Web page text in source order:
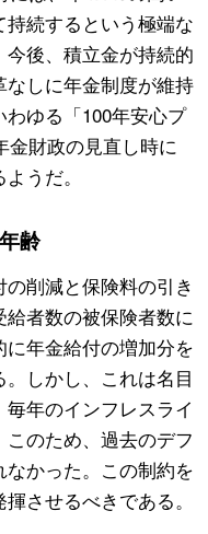
続するという極端な
後、積立金が持続的
しに年金制度が維持
ゆる「100年安心プ
金財政の見直し時に
うだ。
齢
削減と保険料の引き
者数の被保険者数に
年金給付の増加分を
しかし、これは名目
年のインフレスライ
このため、過去のデフ
かった。この制約を
させるべきである。